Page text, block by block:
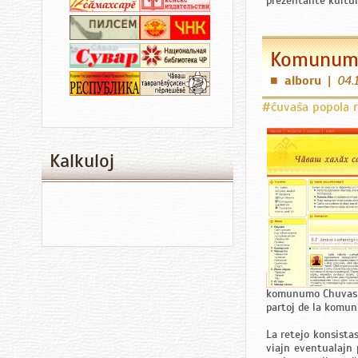
■ alboru |
#ĉuvaŝa popola
komunumo
partoj de la
La retejo
viajn eventualajn
Kalkuloj